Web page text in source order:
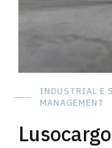
INDUSTRIAL E
MANAGEMENT